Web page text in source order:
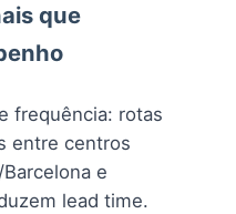
que
frequência: rotas
entre centros
e
lead time.